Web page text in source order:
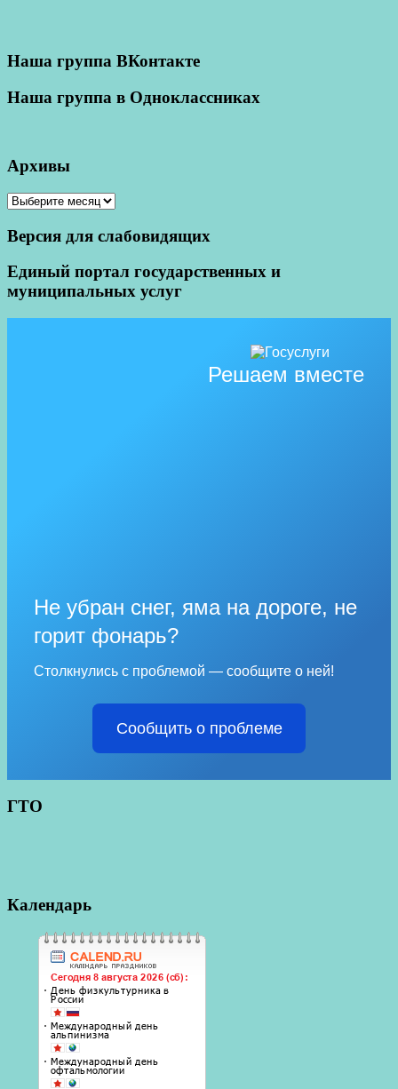
Наша группа ВКонтакте
Наша группа в Одноклассниках
Архивы
Архивы
Версия для слабовидящих
Единый портал государственных и
муниципальных услуг
Решаем вместе
Не убран снег, яма на дороге, не
горит фонарь?
Столкнулись с проблемой — сообщите о ней!
Сообщить о проблеме
ГТО
Календарь